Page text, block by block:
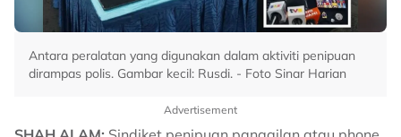
Antara peralatan yang digunakan dalam aktiviti penipuan
dirampas polis. Gambar kecil: Rusdi. - Foto Sinar Harian
Advertisement